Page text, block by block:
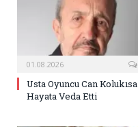
01.08.2026
Usta Oyuncu Can Kolukısa
Hayata Veda Etti